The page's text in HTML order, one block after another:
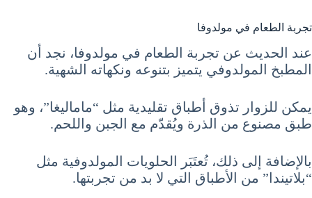
تجربة الطعام في مولدوفا
عند الحديث عن تجربة الطعام في مولدوفا، نجد أن
المطبخ المولدوفي يتميز بتنوعه ونكهاته الشهية.
يمكن للزوار تذوق أطباق تقليدية مثل “ماماليغا”، وهو
طبق مصنوع من الذرة ويُقدّم مع الجبن واللحم.
بالإضافة إلى ذلك، تُعتَبَر الحلويات المولدوفية مثل
“بلاتيندا” من الأطباق التي لا بد من تجربتها.